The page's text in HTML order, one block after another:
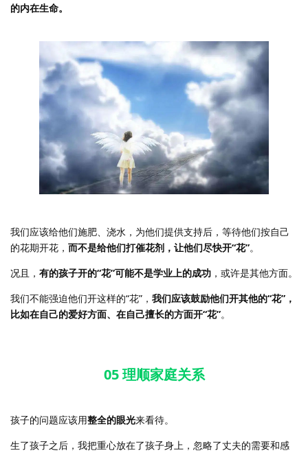
的内在生命。
我们应该给他们施肥、浇水，为他们提供支持后，等待他们按自己
的花期开花， 而不是给他们打催花剂，让他们尽快开“花”。
况且， 有的孩子开的“花”可能不是学业上的成功 ，或许是其他方面。
我们不能强迫他们开这样的“花”， 我们应该鼓励他们开其他的“花”，
比如在自己的爱好方面、在自己擅长的方面开“花”。
05 理顺家庭关系
孩子的问题应该用整全的眼光来看待。
生了孩子之后，我把重心放在了孩子身上，忽略了丈夫的需要和感